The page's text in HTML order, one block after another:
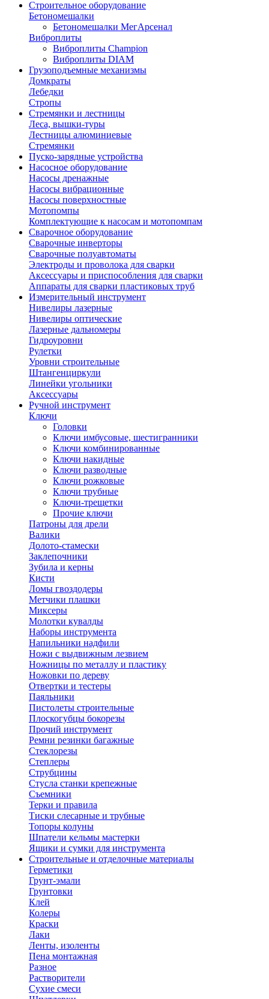
Строительное оборудование
Бетономешалки
Бетономешалки МегАрсенал
Виброплиты
Виброплиты Champion
Виброплиты DIAM
Грузоподъемные механизмы
Домкраты
Лебедки
Стропы
Стремянки и лестницы
Леса, вышки-туры
Лестницы алюминиевые
Стремянки
Пуско-зарядные устройства
Насосное оборудование
Насосы дренажные
Насосы вибрационные
Насосы поверхностные
Мотопомпы
Комплектующие к насосам и мотопомпам
Сварочное оборудование
Сварочные инверторы
Сварочные полуавтоматы
Электроды и проволока для сварки
Аксессуары и приспособления для сварки
Аппараты для сварки пластиковых труб
Измерительный инструмент
Нивелиры лазерные
Нивелиры оптические
Лазерные дальномеры
Гидроуровни
Рулетки
Уровни строительные
Штангенциркули
Линейки угольники
Аксессуары
Ручной инструмент
Ключи
Головки
Ключи имбусовые, шестигранники
Ключи комбинированные
Ключи накидные
Ключи разводные
Ключи рожковые
Ключи трубные
Ключи-трещетки
Прочие ключи
Патроны для дрели
Валики
Долото-стамески
Заклепочники
Зубила и керны
Кисти
Ломы гвоздодеры
Метчики плашки
Миксеры
Молотки кувалды
Наборы инструмента
Напильники надфили
Ножи с выдвижным лезвием
Ножницы по металлу и пластику
Ножовки по дереву
Отвертки и тестеры
Паяльники
Пистолеты строительные
Плоскогубцы бокорезы
Прочий инструмент
Ремни резинки багажные
Стеклорезы
Степлеры
Струбцины
Стусла станки крепежные
Съемники
Терки и правила
Тиски слесарные и трубные
Топоры колуны
Шпатели кельмы мастерки
Ящики и сумки для инструмента
Строительные и отделочные материалы
Герметики
Грунт-эмали
Грунтовки
Клей
Колеры
Краски
Лаки
Ленты, изоленты
Пена монтажная
Разное
Растворители
Сухие смеси